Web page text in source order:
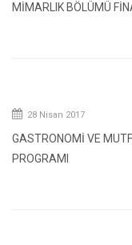
MİMARLIK BÖLÜMÜ
28 Nisan 2017
GASTRONOMİ VE
PROGRAMI